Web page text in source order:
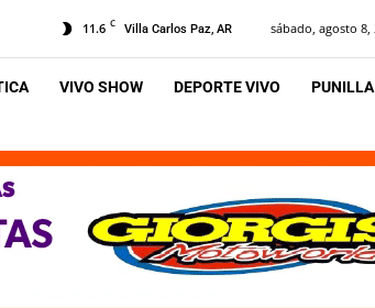
11.6 C Villa Carlos Paz, AR sábado, agosto 8,
VIVO SHOW DEPORTE VIVO